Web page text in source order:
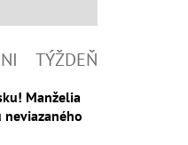
TÝŽDEŇ
Manželia